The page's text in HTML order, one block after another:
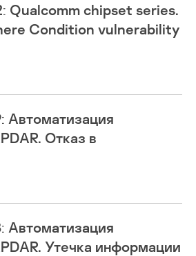
Qualcomm chipset series.
Condition vulnerability
Автоматизация
Отказ в
Автоматизация
Утечка информации